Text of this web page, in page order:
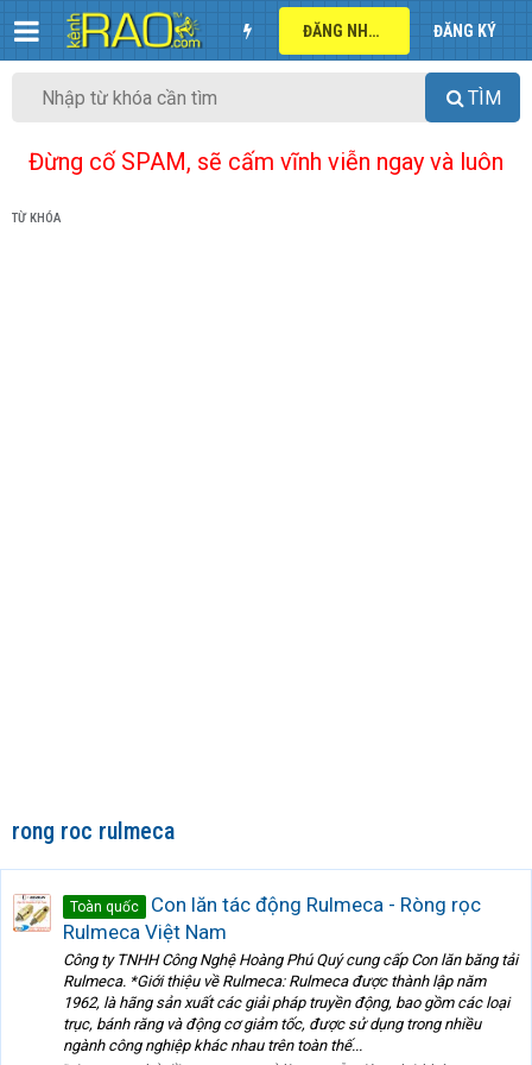
ĐĂNG NHẬP ĐĂNG KÝ
TÌM
Đừng cố SPAM, sẽ cấm vĩnh viễn ngay và luôn
TỪ KHÓA
rong roc rulmeca
Toàn quốc
Con lăn tác động Rulmeca - Ròng rọc
Rulmeca Việt Nam
Công ty TNHH Công Nghệ Hoàng Phú Quý cung cấp Con lăn băng tải
Rulmeca. *Giới thiệu về Rulmeca: Rulmeca được thành lập năm
1962, là hãng sản xuất các giải pháp truyền động, bao gồm các loại
trục, bánh răng và động cơ giảm tốc, được sử dụng trong nhiều
ngành công nghiệp khác nhau trên toàn thế...